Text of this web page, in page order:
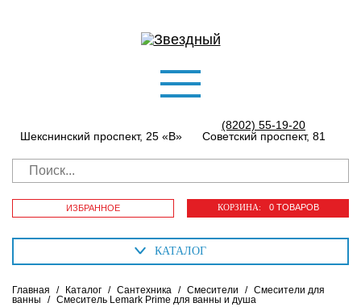
Шекснинский проспект, 25 «В»
(8202) 55-19-20
Советский проспект, 81
ИЗБРАННОЕ КОРЗИНА: 0 ТОВАРОВ
КАТАЛОГ
Главная / Каталог / Сантехника / Смесители / Смесители для
ванны
/ Смеситель Lemark Prime для ванны и душа